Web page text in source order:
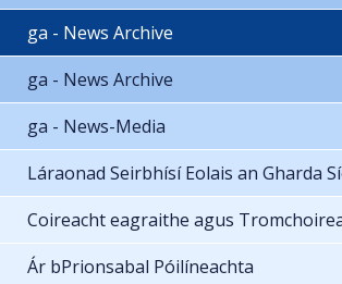
ga - News Archive
ga - News Archive
ga - News-Media
Láraonad Seirbhísí Eolais an Gharda
Coireacht eagraithe agus
Ár bPrionsabal Póilíneachta